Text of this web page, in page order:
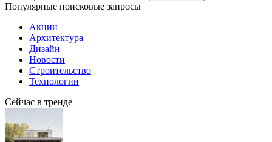
Популярные поисковые запросы
Акции
Архитектура
Дизайн
Новости
Строительство
Технологии
Сейчас в тренде